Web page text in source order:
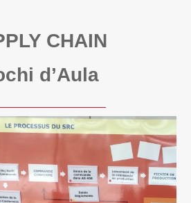
CHAIN
d’Aula